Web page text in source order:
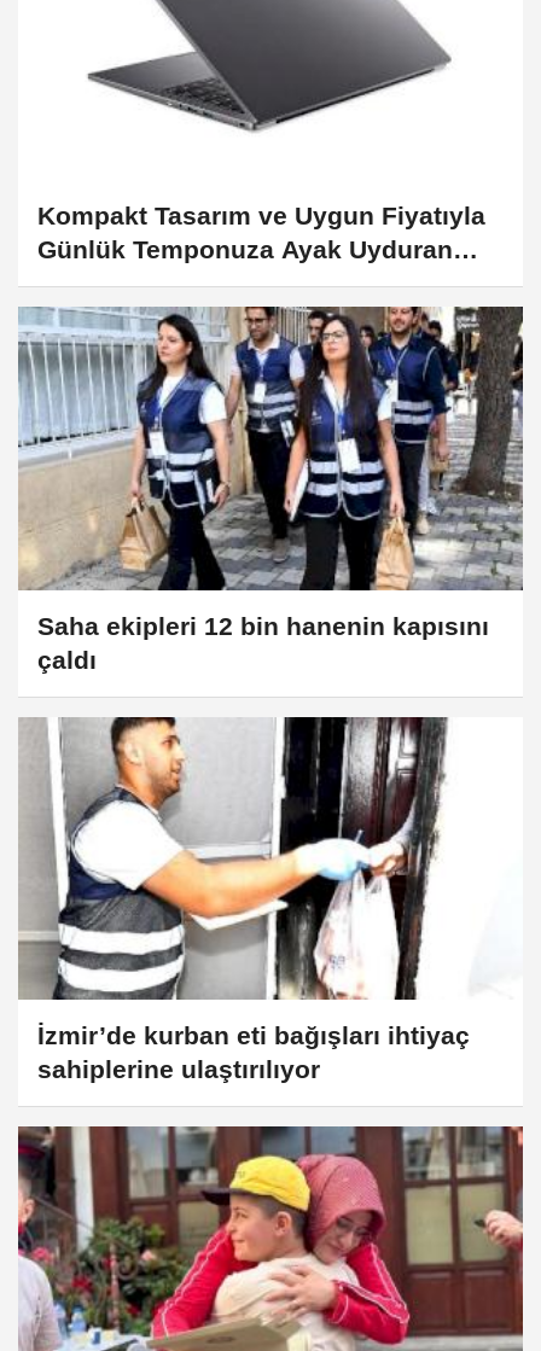
Kompakt Tasarım ve Uygun Fiyatıyla
Günlük Temponuza Ayak Uyduran
Pratik İş Ortağı: Acer Aspire Lite
Saha ekipleri 12 bin hanenin kapısını
çaldı
İzmir’de kurban eti bağışları ihtiyaç
sahiplerine ulaştırılıyor